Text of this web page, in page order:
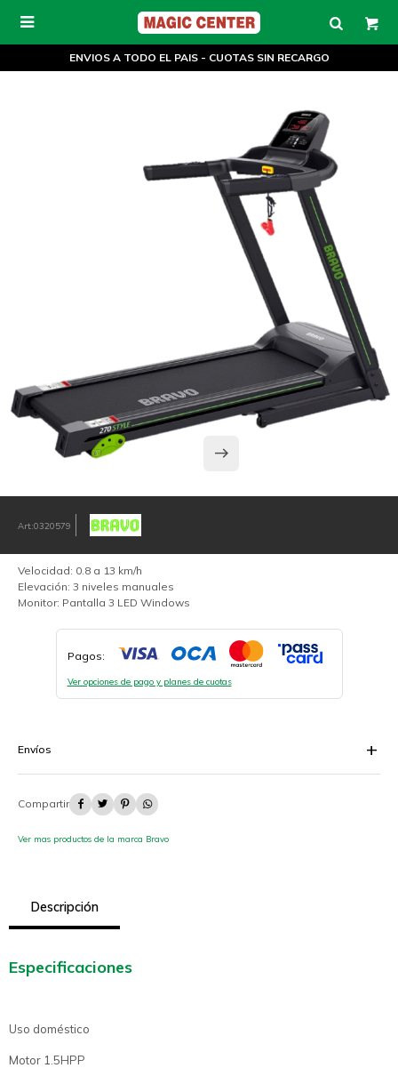

ENVIOS A TODO EL PAIS - CUOTAS SIN RECARGO
0320579
Velocidad: 0.8 a 13 km/h
Elevación: 3 niveles manuales
Monitor: Pantalla 3 LED Windows
Pagos:
Ver opciones de pago y planes de cuotas
Envíos
   
Ver mas productos de la marca Bravo
Descripción
Especificaciones
Uso doméstico
Motor 1.5HPP